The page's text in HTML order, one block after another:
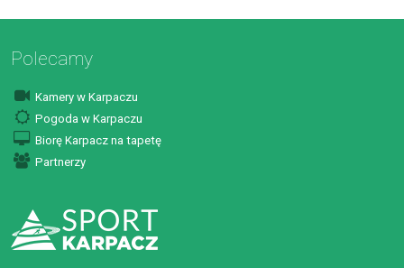
Polecamy
Kamery w Karpaczu
Pogoda w Karpaczu
Biorę Karpacz na tapetę
Partnerzy